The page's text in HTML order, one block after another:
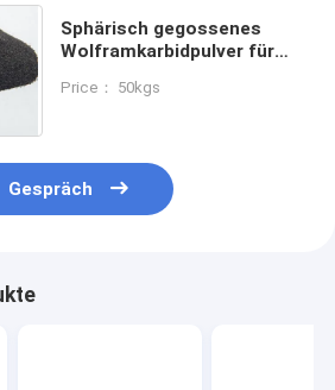
Sphärisch gegossenes
Wolframkarbidpulver für
Price： 50kgs
Gespräch